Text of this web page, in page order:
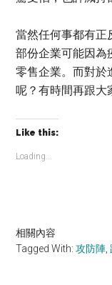
當然任何事都有正
部份企業可能因為
零售企業。而對於
呢？有時間再跟大
Like this:
Loading...
相關內容
Tagged With:攻防陣,